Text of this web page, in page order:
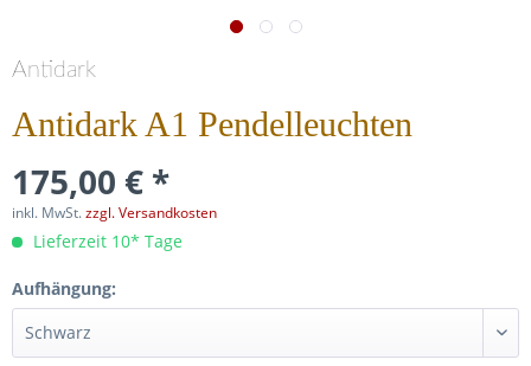
Antidark
Antidark A1 Pendelleuchten
175,00 € *
inkl. MwSt.zzgl. Versandkosten
Lieferzeit 10* Tage
Aufhängung: